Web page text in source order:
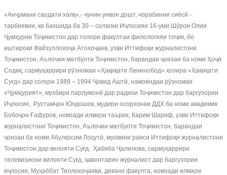
«Анҷумани саодати халқ»,- чунин унвон дошт, чорабинии сиёсӣ -
тарбиявии, ки бахшида ба 30 – солагии Иҷлосияи 16-уми Шӯрои Олии
Ҷумҳурии Тоҷикистон дар толори факултаи филологияи тоҷик, бо
иштироки Файзуллохоҷа Атохоҷаев, узви Иттифоқи журналистони
Тоҷикистон, Аълочии матбуоти Тоҷикистон, барандаи ҷоизаи ба номи Ҳоҷӣ
Содиқ, сармуҳаррири рӯзномаи «Ҳақиқати Ленинобод» ҳозира «Ҳақиқати
Суғд» дар солҳои 1989 – 1994 Ҷовид Аштӣ, намояндаи рӯзномаи
«Ҷумҳурият», мухбири парлумонӣ дар радиои Тоҷикистон дар баргузории
Иҷлосия, Рустамҷон Юлдошев, мудири осорхонаи ДДХ ба номи академик
Бобоҷон Ғафуров, номзади илмҳои таърих, Карим Шариф, узви Иттифоқи
журналистони Тоҷикистон, Аълочии матбуоти Тоҷикистон, барандаи
ҷоизаи ба номи Абулқосим Лоҳутӣ, муовини раиси Иттифоқи журналистони
Тоҷикистон дар вилояти Суғд, Ҳабиба Ҷалилова, сармуҳаррири
телевизиони вилояти Суғд, ҷавонтарин журналист дар баргузории
иҷлосия, Муҳаббат Тиллохоҷаева, декани факулта, номзади илмҳои